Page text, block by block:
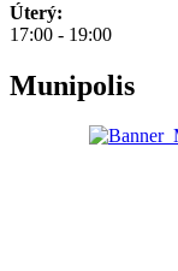
Úterý:
17:00 - 19:00
Munipolis